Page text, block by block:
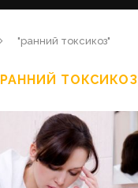
"ранний токсикоз"
РАННИЙ ТОКСИКОЗ